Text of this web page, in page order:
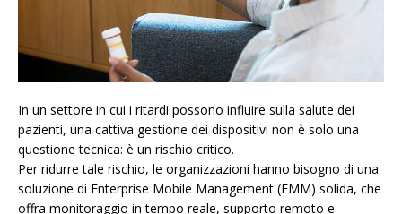
In un settore in cui i ritardi possono influire sulla salute dei
pazienti, una cattiva gestione dei dispositivi non è solo una
questione tecnica: è un rischio critico.
Per ridurre tale rischio, le organizzazioni hanno bisogno di una
soluzione di Enterprise Mobile Management (EMM) solida, che
offra monitoraggio in tempo reale, supporto remoto e